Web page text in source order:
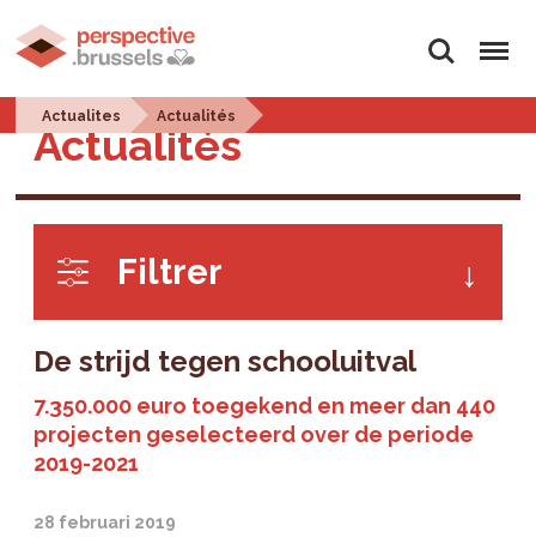
Zoeken Menu
Actualites Actualités
Actualités
Filtrer
De strijd tegen schooluitval
7.350.000 euro toegekend en meer dan 440
projecten geselecteerd over de periode
2019-2021
28 februari 2019